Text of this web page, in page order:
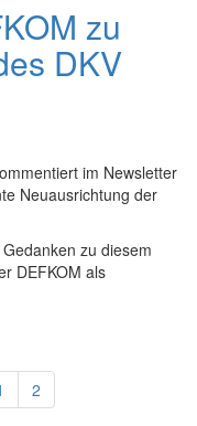
zu
DKV
im Newsletter
Neuausrichtung der
zu diesem
DEFKOM als
2